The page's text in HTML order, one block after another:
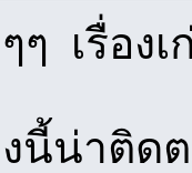
ๆๆ เรื่อง
งนี้น่าติ